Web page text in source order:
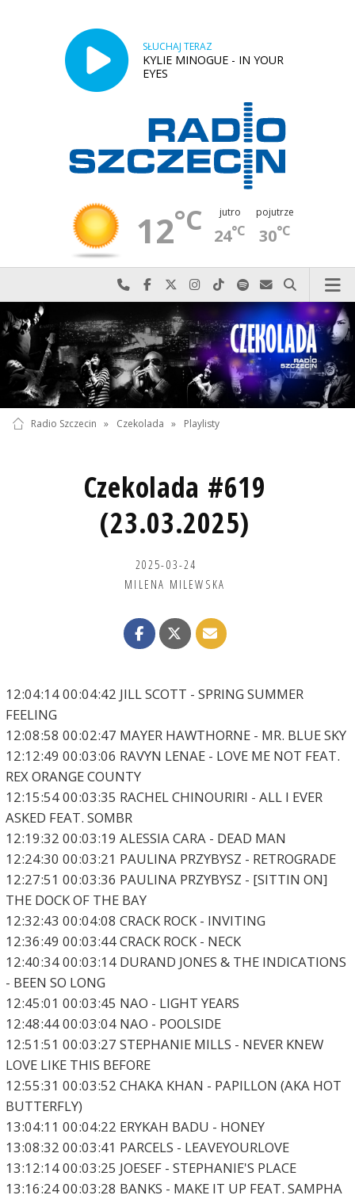
SŁUCHAJ TERAZ
KYLIE MINOGUE - IN YOUR
EYES
12°C jutro
24°C
pojutrze
30°C
Najlepiej po prostu do nas zadzwoń
Odwiedź nas na Facebook-u
Odwiedź nas na X
Odwiedź nas na Instagram-ie
Odwiedź nas na TikTok-u
Szukaj nas na Spotify
Wyślij do nas
Szukaj
Radio Szczecin » Czekolada » Playlisty
Czekolada #619
(23.03.2025)
2025-03-24
MILENA MILEWSKA
12:04:14 00:04:42 JILL SCOTT - SPRING SUMMER
FEELING
12:08:58 00:02:47 MAYER HAWTHORNE - MR. BLUE SKY
12:12:49 00:03:06 RAVYN LENAE - LOVE ME NOT FEAT.
REX ORANGE COUNTY
12:15:54 00:03:35 RACHEL CHINOURIRI - ALL I EVER
ASKED FEAT. SOMBR
12:19:32 00:03:19 ALESSIA CARA - DEAD MAN
12:24:30 00:03:21 PAULINA PRZYBYSZ - RETROGRADE
12:27:51 00:03:36 PAULINA PRZYBYSZ - [SITTIN ON]
THE DOCK OF THE BAY
12:32:43 00:04:08 CRACK ROCK - INVITING
12:36:49 00:03:44 CRACK ROCK - NECK
12:40:34 00:03:14 DURAND JONES & THE INDICATIONS
- BEEN SO LONG
12:45:01 00:03:45 NAO - LIGHT YEARS
12:48:44 00:03:04 NAO - POOLSIDE
12:51:51 00:03:27 STEPHANIE MILLS - NEVER KNEW
LOVE LIKE THIS BEFORE
12:55:31 00:03:52 CHAKA KHAN - PAPILLON (AKA HOT
BUTTERFLY)
13:04:11 00:04:22 ERYKAH BADU - HONEY
13:08:32 00:03:41 PARCELS - LEAVEYOURLOVE
13:12:14 00:03:25 JOESEF - STEPHANIE'S PLACE
13:16:24 00:03:28 BANKS - MAKE IT UP FEAT. SAMPHA